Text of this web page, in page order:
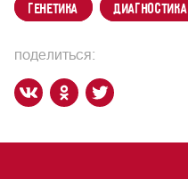
поделиться:
генетика диагностика